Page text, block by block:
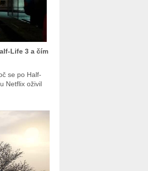
Life 3 a čím
se po Half-
Netflix oživil